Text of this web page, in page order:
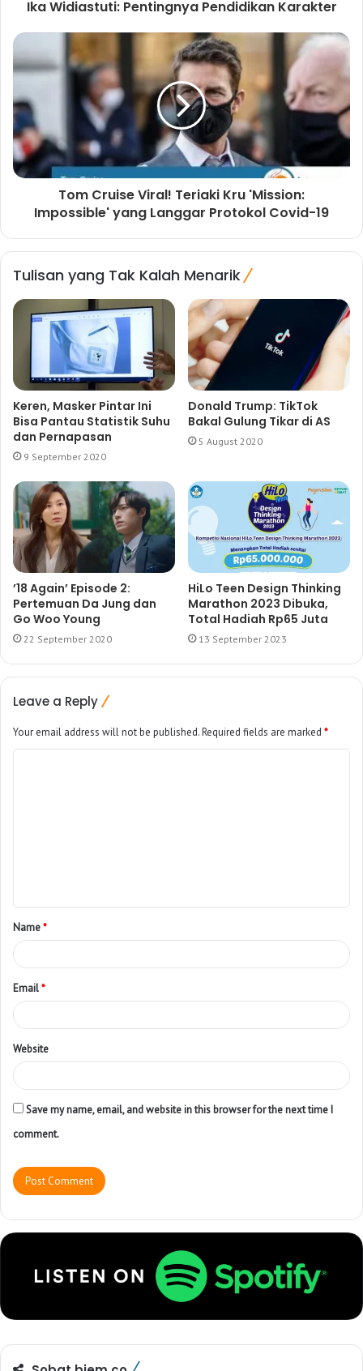
Ika Widiastuti: Pentingnya Pendidikan Karakter
Tom Cruise Viral! Teriaki Kru 'Mission:
Impossible' yang Langgar Protokol Covid-19
Tulisan yang Tak Kalah Menarik
Keren, Masker Pintar Ini
Bisa Pantau Statistik Suhu
dan Pernapasan
9 September 2020
Donald Trump: TikTok
Bakal Gulung Tikar di AS
5 August 2020
’18 Again’ Episode 2:
Pertemuan Da Jung dan
Go Woo Young
22 September 2020
HiLo Teen Design Thinking
Marathon 2023 Dibuka,
Total Hadiah Rp65 Juta
13 September 2023
Leave a Reply
Your email address will not be published.Required fields are marked *
Name*
Email*
Website
Save my name, email, and website in this browser for the next time I
comment.